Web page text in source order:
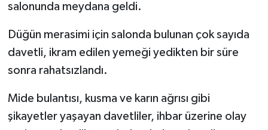
salonunda meydana geldi.
Düğün merasimi için salonda bulunan çok sayıda
davetli, ikram edilen yemeği yedikten bir süre
sonra rahatsızlandı.
Mide bulantısı, kusma ve karın ağrısı gibi
şikayetler yaşayan davetliler, ihbar üzerine olay